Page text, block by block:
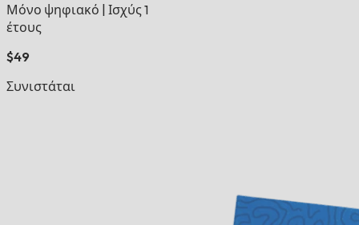
Μόνο ψηφιακό Ισχύς 1
έτους
$49
Συνιστάται